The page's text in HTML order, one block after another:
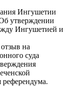
Ингушетии
утверждении
Ингушетией и
на
суда
референдума.